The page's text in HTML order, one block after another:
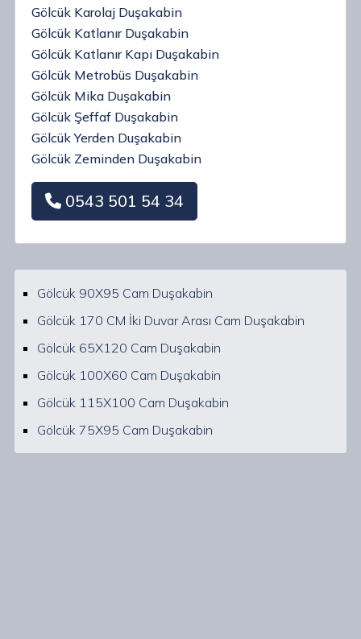
Gölcük Karolaj Duşakabin
Gölcük Katlanır Duşakabin
Gölcük Katlanır Kapı Duşakabin
Gölcük Metrobüs Duşakabin
Gölcük Mika Duşakabin
Gölcük Şeffaf Duşakabin
Gölcük Yerden Duşakabin
Gölcük Zeminden Duşakabin
0543 501 54 34
Gölcük 90X95 Cam Duşakabin
Gölcük 170 CM İki Duvar Arası Cam Duşakabin
Gölcük 65X120 Cam Duşakabin
Gölcük 100X60 Cam Duşakabin
Gölcük 115X100 Cam Duşakabin
Gölcük 75X95 Cam Duşakabin